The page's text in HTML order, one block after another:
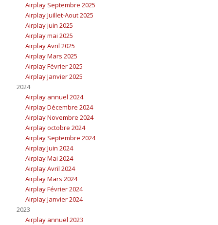
Airplay Septembre 2025
Airplay Juillet-Aout 2025
Airplay juin 2025
Airplay mai 2025
Airplay Avril 2025
Airplay Mars 2025
Airplay Février 2025
Airplay Janvier 2025
2024
Airplay annuel 2024
Airplay Décembre 2024
Airplay Novembre 2024
Airplay octobre 2024
Airplay Septembre 2024
Airplay Juin 2024
Airplay Mai 2024
Airplay Avril 2024
Airplay Mars 2024
Airplay Février 2024
Airplay Janvier 2024
2023
Airplay annuel 2023